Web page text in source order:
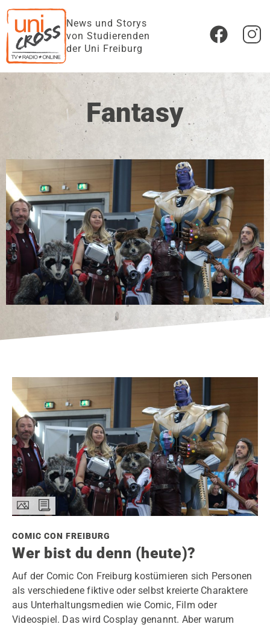
News und Storys
von Studierenden
der Uni Freiburg
Fantasy
COMIC CON FREIBURG
Wer bist du denn (heute)?
Auf der Comic Con Freiburg kostümieren sich Personen
als verschiedene fiktive oder selbst kreierte Charaktere
aus Unterhaltungsmedien wie Comic, Film oder
Videospiel. Das wird Cosplay genannt. Aber warum